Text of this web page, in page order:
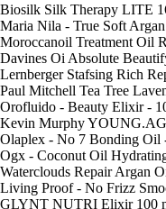
Biosilk Silk Therapy LITE
Maria Nila - True Soft
Moroccanoil Treatment Oil
Davines Oi Absolute
Lernberger Stafsing Rich
Paul Mitchell Tea Tree
Orofluido - Beauty Elixir -
Kevin Murphy
Olaplex - No 7 Bonding Oil
Ogx - Coconut Oil
Waterclouds Repair Argan
Living Proof - No Frizz
GLYNT NUTRI Elixir 100